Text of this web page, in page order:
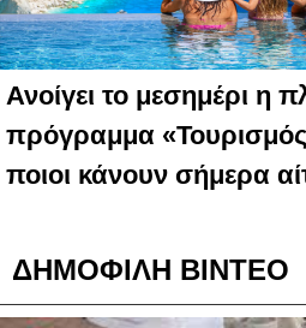
Ανοίγει το μεσημέρι η
πρόγραμμα
ποιοι κάνουν σήμερα
ΔΗΜΟΦΙΛΗ ΒΙΝΤΕΟ